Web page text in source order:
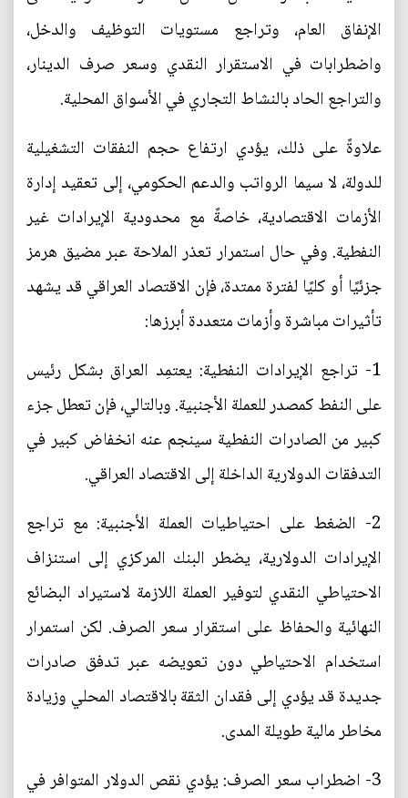
الإنفاق العام، وتراجع مستويات التوظيف والدخل،
واضطرابات في الاستقرار النقدي وسعر صرف الدينار،
والتراجع الحاد بالنشاط التجاري في الأسواق المحلية.
علاوةً على ذلك، يؤدي ارتفاع حجم النفقات التشغيلية
للدولة، لا سيما الرواتب والدعم الحكومي، إلى تعقيد إدارة
الأزمات الاقتصادية، خاصةً مع محدودية الإيرادات غير
النفطية. وفي حال استمرار تعذر الملاحة عبر مضيق هرمز
جزئيًا أو كليًا لفترة ممتدة، فإن الاقتصاد العراقي قد يشهد
تأثيرات مباشرة وأزمات متعددة أبرزها:
1- تراجع الإيرادات النفطية: يعتمِد العراق بشكل رئيس
على النفط كمصدر للعملة الأجنبية. وبالتالي، فإن تعطل جزء
كبير من الصادرات النفطية سينجم عنه انخفاض كبير في
التدفقات الدولارية الداخلة إلى الاقتصاد العراقي.
2- الضغط على احتياطيات العملة الأجنبية: مع تراجع
الإيرادات الدولارية، يضطر البنك المركزي إلى استنزاف
الاحتياطي النقدي لتوفير العملة اللازمة لاستيراد البضائع
النهائية والحفاظ على استقرار سعر الصرف. لكن استمرار
استخدام الاحتياطي دون تعويضه عبر تدفق صادرات
جديدة قد يؤدي إلى فقدان الثقة بالاقتصاد المحلي وزيادة
مخاطر مالية طويلة المدى.
3- اضطراب سعر الصرف: يؤدي نقص الدولار المتوافر في